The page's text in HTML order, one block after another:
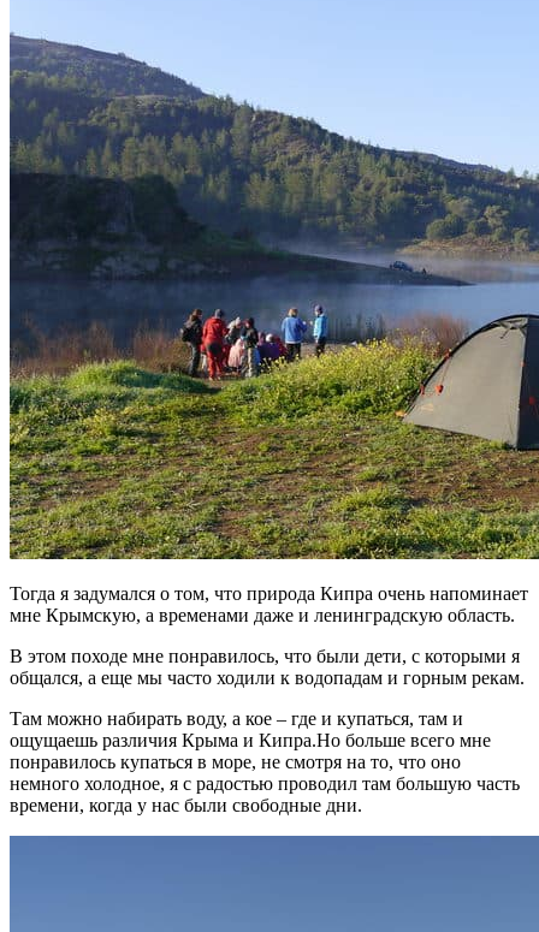
Тогда я задумался о том, что природа Кипра очень напоминает
мне Крымскую, а временами даже и ленинградскую область.
В этом походе мне понравилось, что были дети, с которыми я
общался, а еще мы часто ходили к водопадам и горным рекам.
Там можно набирать воду, а кое – где и купаться, там и
ощущаешь различия Крыма и Кипра.Но больше всего мне
понравилось купаться в море, не смотря на то, что оно
немного холодное, я с радостью проводил там большую часть
времени, когда у нас были свободные дни.